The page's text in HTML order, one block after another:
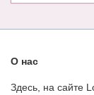
О нас
Здесь, на сайте